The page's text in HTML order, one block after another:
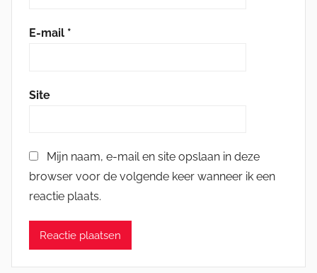
E-mail *
Site
Mijn naam, e-mail en site opslaan in deze
browser voor de volgende keer wanneer ik een
reactie plaats.